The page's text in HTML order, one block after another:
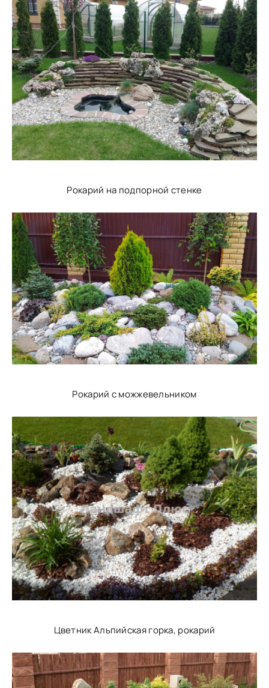
Рокарий на подпорной стенке
Рокарий с можжевельником
Цветник Альпийская горка, рокарий